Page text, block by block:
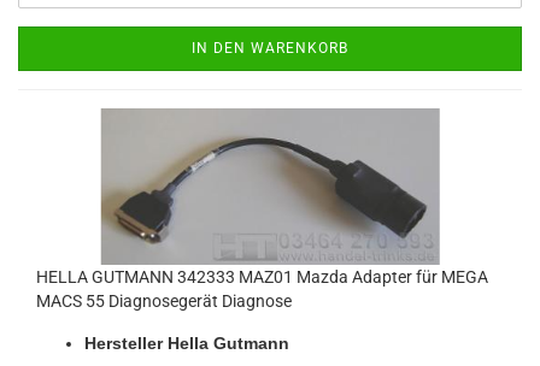
IN DEN WARENKORB
HELLA GUT­MANN 342333 MAZ01 Mazda Ad­ap­ter für MEGA
MACS 55 Dia­gno­se­ge­rät Dia­gno­se
Her­stel­ler Hella Gut­mann